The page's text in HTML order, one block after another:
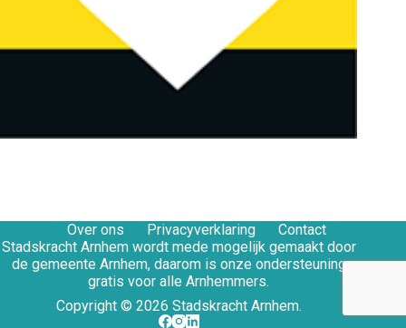
Over ons Privacyverklaring
Contact
Stadskracht Arnhem wordt mede mogelijk gemaakt door
de gemeente Arnhem, daarom is onze ondersteuning
gratis voor alle Arnhemmers.
Copyright © 2026 Stadskracht Arnhem.